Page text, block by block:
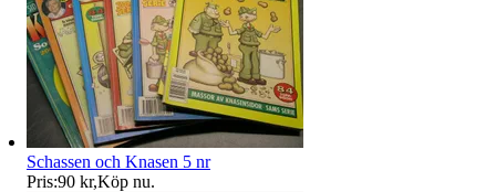
Schassen och Knasen 5 nr
Pris:90 kr,Köp nu.